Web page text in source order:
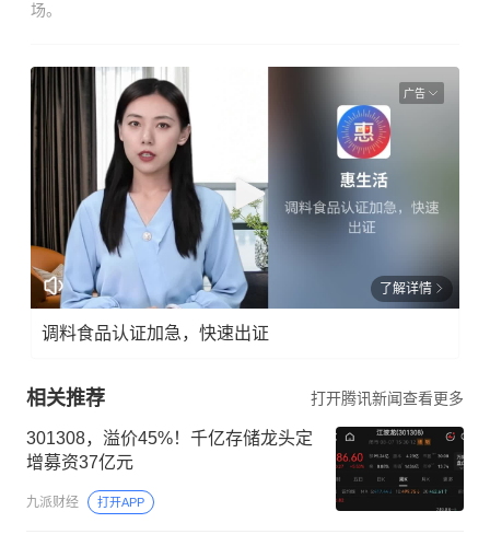
场。
广告
了解详情
调料食品认证加急，快速出证
相关推荐 打开腾讯新闻查看更多
301308，溢价45%！千亿存储龙头定
增募资37亿元
九派财经 打开APP